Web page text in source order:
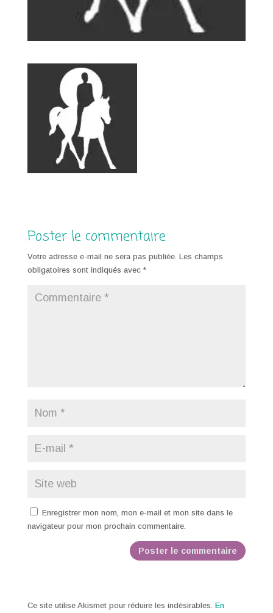
Poster le commentaire
Votre adresse e-mail ne sera pas publiée. Les champs
obligatoires sont indiqués avec *
Enregistrer mon nom, mon e-mail et mon site dans le
navigateur pour mon prochain commentaire.
Ce site utilise Akismet pour réduire les indésirables. En